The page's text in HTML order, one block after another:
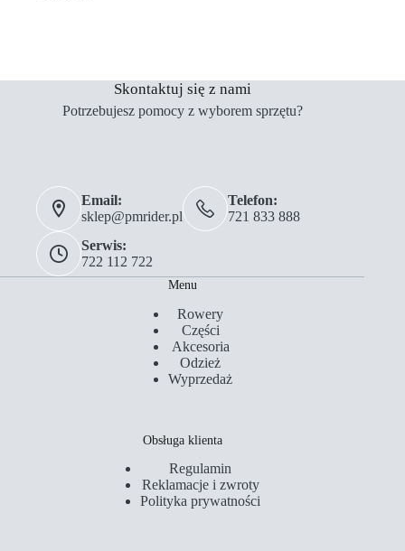
Skontaktuj się z nami
Potrzebujesz pomocy z wyborem sprzętu?
Email:
sklep@pmrider.pl
Telefon:
721 833 888
Serwis:
722 112 722
Menu
Rowery
Części
Akcesoria
Odzież
Wyprzedaż
Obsługa klienta
Regulamin
Reklamacje i zwroty
Polityka prywatności